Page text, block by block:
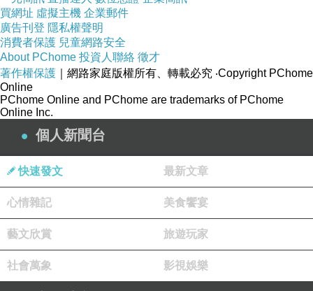
日本石英機芯
不鏽鋼錶殼錶帶
施華洛世奇水晶礦石鏡面
防水機能100米
立體刻度設計
買網址 虛擬主機 企業郵件
廣告刊登 隱私權聲明
消費者保護 兒童網路安全
About PChome 投資人聯絡 徵才
著作權保護 ｜網路家庭版權所有、轉載必究 ‧Copyright PChome
Online
PChome Online and PChome are trademarks of PChome
Online Inc.
個人新聞台
快速發文 最新文章
心情雜記 美食饗宴
藝文欣賞 旅遊玩家
社會萬象 影視娛樂